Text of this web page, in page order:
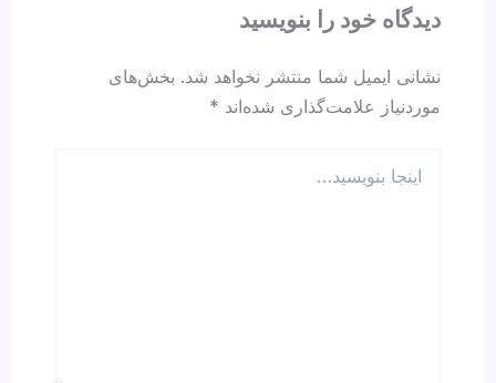
o
k
p
دیدگاه‌ خود را بنویسید
نشانی ایمیل شما منتشر نخواهد شد. بخش‌های
موردنیاز علامت‌گذاری شده‌اند *
بنویسید…